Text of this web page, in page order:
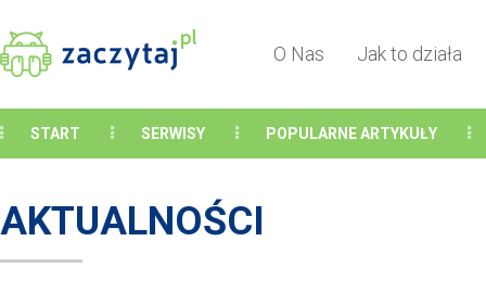
O Nas Jak to działa
START SERWISY POPULARNE ARTYKUŁY
AKTUALNOŚCI